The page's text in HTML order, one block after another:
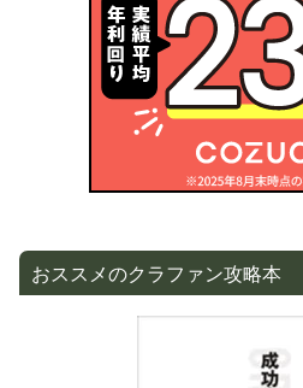
おススメのクラファン攻略本